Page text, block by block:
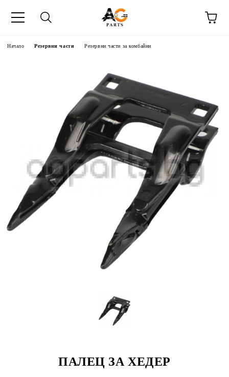
Начало Резервни части Резервни части за комбайни
ПАЛЕЦ ЗА ХЕДЕР